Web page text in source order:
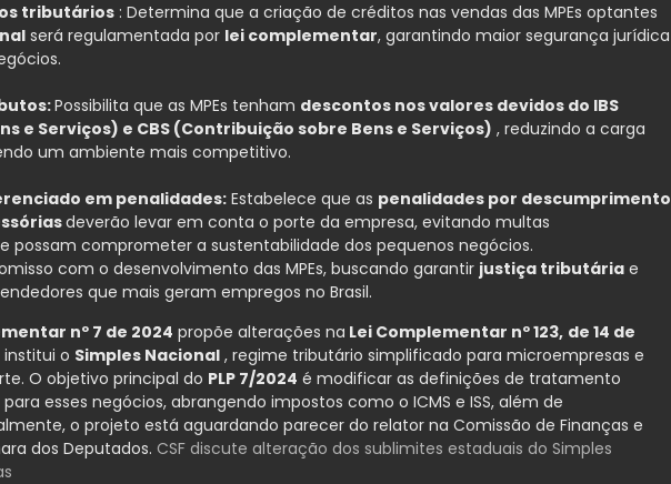
tributários : Determina que a criação de créditos nas vendas das MPEs optantes
será regulamentada por lei complementar, garantindo maior segurança jurídica
Possibilita que as MPEs tenham descontos nos valores devidos do IBS
e Serviços) e CBS (Contribuição sobre Bens e Serviços) , reduzindo a carga
um ambiente mais competitivo.
em penalidades: Estabelece que as penalidades por descumprimento
deverão levar em conta o porte da empresa, evitando multas
possam comprometer a sustentabilidade dos pequenos negócios.
com o desenvolvimento das MPEs, buscando garantir justiça tributária e
que mais geram empregos no Brasil.
nº 7 de 2024 propõe alterações na Lei Complementar nº 123, de 14 de
institui o Simples Nacional , regime tributário simplificado para microempresas e
O objetivo principal do PLP 7/2024 é modificar as definições de tratamento
esses negócios, abrangendo impostos como o ICMS e ISS, além de
o projeto está aguardando parecer do relator na Comissão de Finanças e
dos Deputados. CSF discute alteração dos sublimites estaduais do Simples